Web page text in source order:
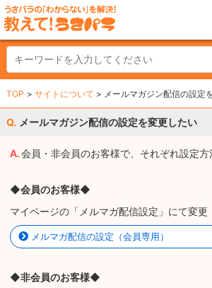
TOP サイトについて メールマガジン配信の設定
メールマガジン配信の設定を変更したい
会員・非会員のお客様で、それぞれ設定方
◆会員のお客様◆
マイページの「メルマガ配信設定」にて変更
メルマガ配信の設定（会員専用）
◆非会員のお客様◆